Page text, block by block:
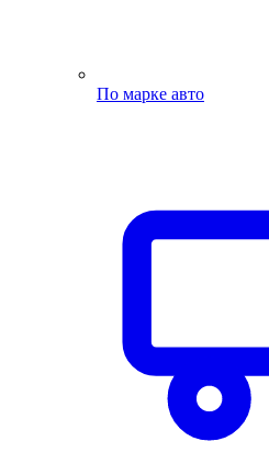
По марке авто